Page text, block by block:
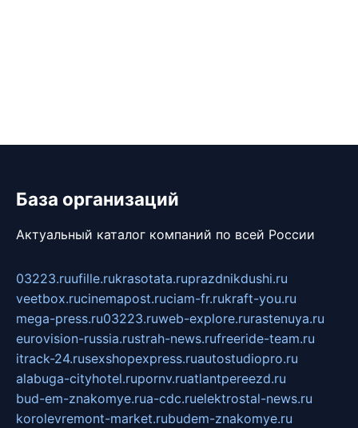
База организаций
Актуальный каталог компаний по всей России
03223.ruufille.rukrasotata.ruprazdnikdushi.ru
veetbox.rucinemapost.ruciam-fr.rukraft-you.ru
mega-press.ru03223.ruweb-explore.rurastenuya.ru
eurovision-russia.rustrah-news.rufreeride-team.ru
itrack-24.rusexshopexpress.ruautostudiopro.ru
alabuga-cityhotel.rupornv.ruatlantpereezd.ru
bud-em-znakomye.rua-cdc.ruelektrostal-news.ru
korolevremont-market.rubudem-znakomye.ru